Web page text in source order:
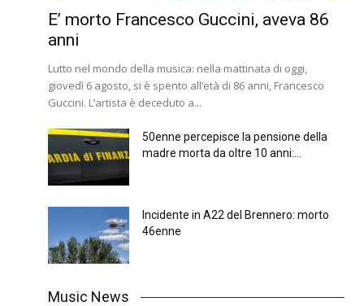
E’ morto Francesco Guccini, aveva 86
anni
Lutto nel mondo della musica: nella mattinata di oggi,
giovedì 6 agosto, si è spento all’età di 86 anni, Francesco
Guccini. L’artista è deceduto a...
50enne percepisce la pensione della
madre morta da oltre 10 anni:...
Incidente in A22 del Brennero: morto
46enne
Music News